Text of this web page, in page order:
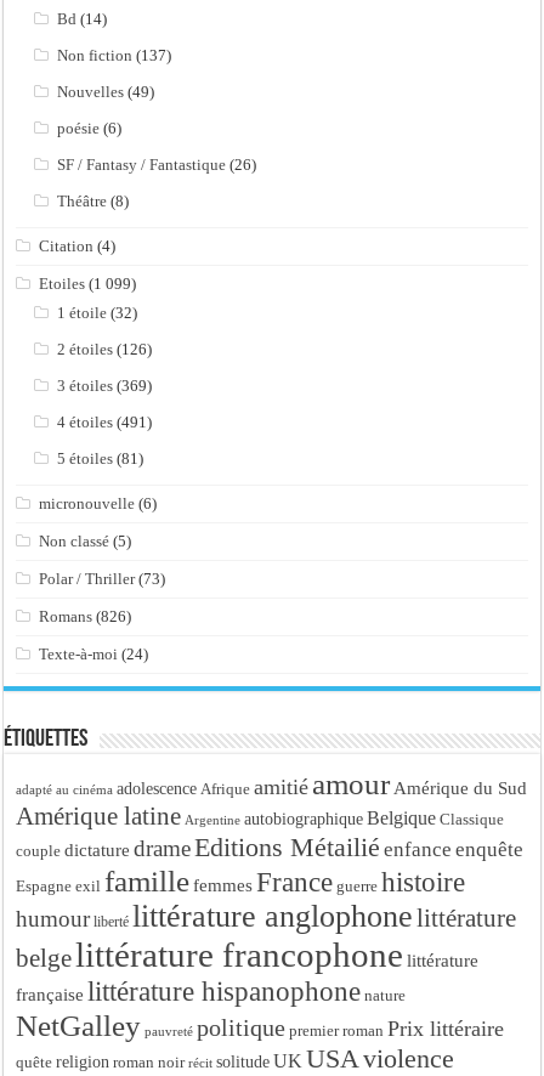
Bd (14)
Non fiction (137)
Nouvelles (49)
poésie (6)
SF / Fantasy / Fantastique (26)
Théâtre (8)
Citation (4)
Etoiles (1 099)
1 étoile (32)
2 étoiles (126)
3 étoiles (369)
4 étoiles (491)
5 étoiles (81)
micronouvelle (6)
Non classé (5)
Polar / Thriller(73)
Romans (826)
Texte-à-moi (24)
Étiquettes
adapté au cinéma adolescence Afrique amitié amour Amérique du Sud
Amérique latine Argentine autobiographique Belgique Classique
couple dictature drameEditions Métailié enfance enquête
Espagne exil famille femmes France guerre histoire
humour liberté littérature anglophonelittérature
belgelittérature francophone littérature
française littérature hispanophone nature
NetGalley pauvreté politique premier roman Prix littéraire
quête religion roman noir récit solitude UK USAviolence